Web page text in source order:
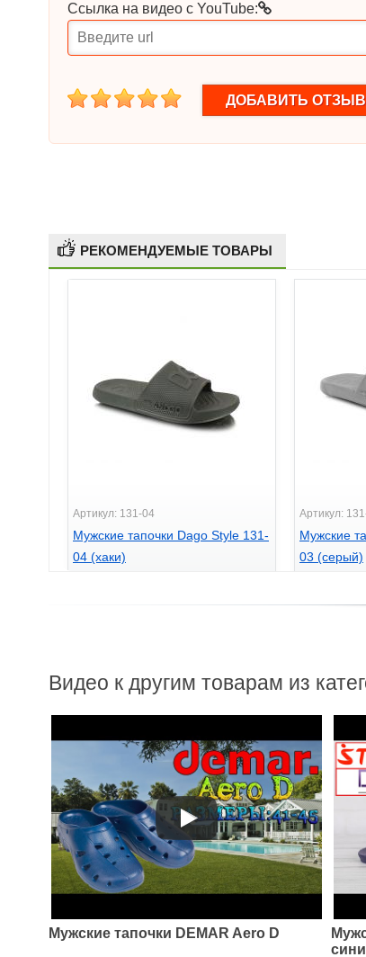
Ссылка на видео с YouTube:
1 2 3 4 5
РЕКОМЕНДУЕМЫЕ ТОВАРЫ
Артикул: 131-04
Мужские тапочки Dago Style 131-
04 (хаки)
Артикул:
Мужские
03 (серый)
Артикул: 126-2
Мужские шлепанцы Dago Style
126-2 синий (паук красный)
Видео к другим товарам из
Мужские тапочки DEMAR Aero D